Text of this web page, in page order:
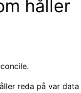
håller
reda på var data